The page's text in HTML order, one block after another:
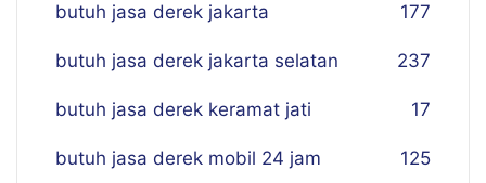
butuh jasa derek jakarta 177
butuh jasa derek jakarta selatan 237
butuh jasa derek keramat jati 17
butuh jasa derek mobil 24 jam 125